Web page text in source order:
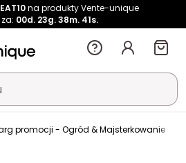
na produkty Vente-unique
00d. 23g. 38m. 41s.
promocji - Ogród & Majsterkowanie